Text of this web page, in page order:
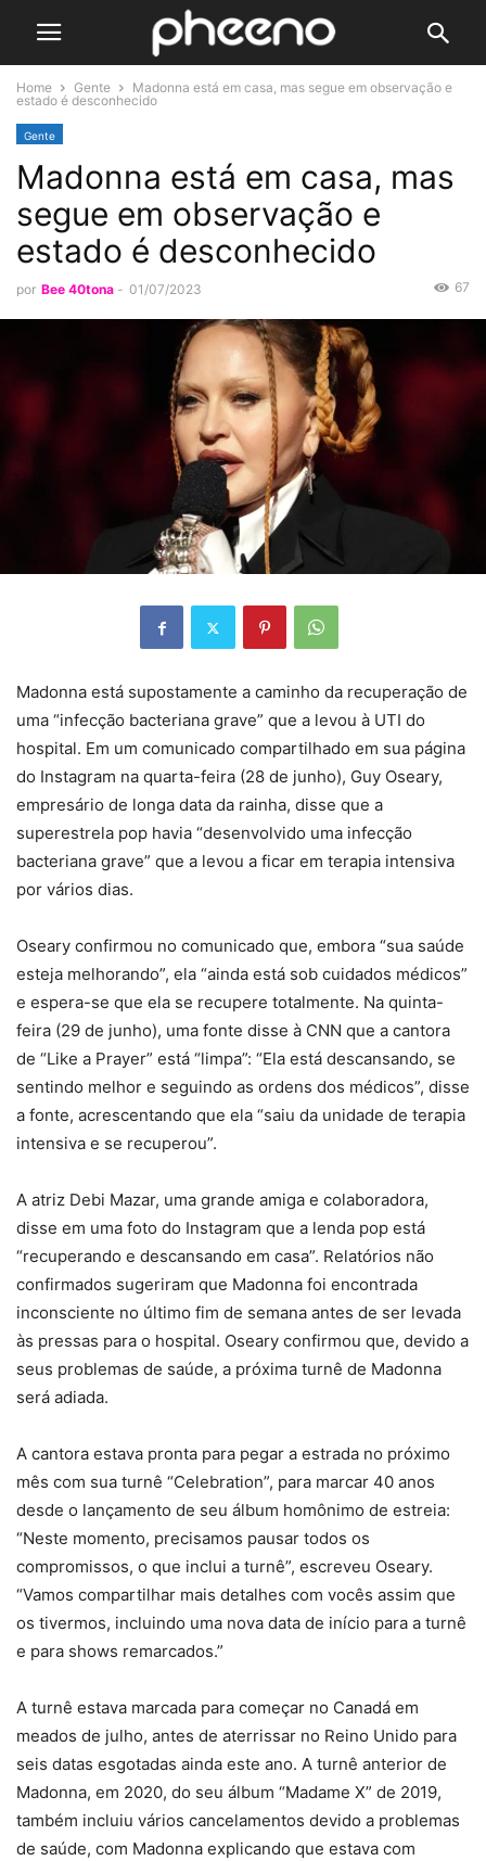
Home Gente
Madonna está em casa, mas segue em observação e
estado é desconhecido
Gente
Madonna está em casa, mas
segue em observação e
estado é desconhecido
por Bee 40tona - 01/07/2023 67
Madonna está supostamente a caminho da recuperação de
uma “infecção bacteriana grave” que a levou à UTI do
hospital. Em um comunicado compartilhado em sua página
do Instagram na quarta-feira (28 de junho), Guy Oseary,
empresário de longa data da rainha, disse que a
superestrela pop havia “desenvolvido uma infecção
bacteriana grave” que a levou a ficar em terapia intensiva
por vários dias.
Oseary confirmou no comunicado que, embora “sua saúde
esteja melhorando”, ela “ainda está sob cuidados médicos”
e espera-se que ela se recupere totalmente. Na quinta-
feira (29 de junho), uma fonte disse à CNN que a cantora
de “Like a Prayer” está “limpa”: “Ela está descansando, se
sentindo melhor e seguindo as ordens dos médicos”, disse
a fonte, acrescentando que ela “saiu da unidade de terapia
intensiva e se recuperou”.
A atriz Debi Mazar, uma grande amiga e colaboradora,
disse em uma foto do Instagram que a lenda pop está
“recuperando e descansando em casa”. Relatórios não
confirmados sugeriram que Madonna foi encontrada
inconsciente no último fim de semana antes de ser levada
às pressas para o hospital. Oseary confirmou que, devido a
seus problemas de saúde, a próxima turnê de Madonna
será adiada.
A cantora estava pronta para pegar a estrada no próximo
mês com sua turnê “Celebration”, para marcar 40 anos
desde o lançamento de seu álbum homônimo de estreia:
“Neste momento, precisamos pausar todos os
compromissos, o que inclui a turnê”, escreveu Oseary.
“Vamos compartilhar mais detalhes com vocês assim que
os tivermos, incluindo uma nova data de início para a turnê
e para shows remarcados.”
A turnê estava marcada para começar no Canadá em
meados de julho, antes de aterrissar no Reino Unido para
seis datas esgotadas ainda este ano. A turnê anterior de
Madonna, em 2020, do seu álbum “Madame X” de 2019,
também incluiu vários cancelamentos devido a problemas
de saúde, com Madonna explicando que estava com